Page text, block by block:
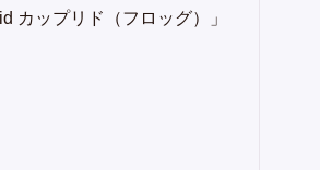
カップリド（フロッグ）」